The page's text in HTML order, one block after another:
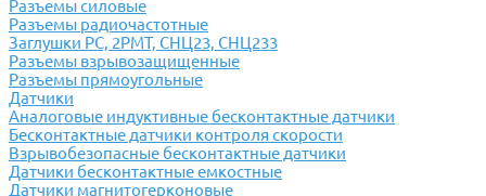
Разъемы силовые
Разъемы радиочастотные
Заглушки РС, 2РМТ, СНЦ23, СНЦ233
Разъемы взрывозащищенные
Разъемы прямоугольные
Датчики
Аналоговые индуктивные бесконтактные датчики
Бесконтактные датчики контроля скорости
Взрывобезопасные бесконтактные датчики
Датчики бесконтактные емкостные
Датчики магнитогерконовые